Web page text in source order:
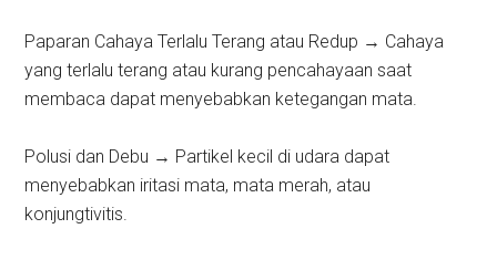
Paparan Cahaya Terlalu Terang atau Redup → Cahaya
yang terlalu terang atau kurang pencahayaan saat
membaca dapat menyebabkan ketegangan mata.
Polusi dan Debu → Partikel kecil di udara dapat
menyebabkan iritasi mata, mata merah, atau
konjungtivitis.